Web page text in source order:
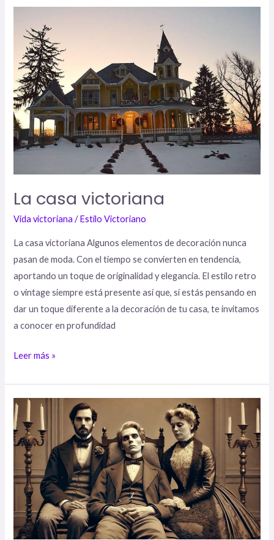
La casa victoriana
Vida victoriana /Estilo Victoriano
La casa victoriana Algunos elementos de decoración nunca
pasan de moda. Con el tiempo se convierten en tendencia,
aportando un toque de originalidad y elegancia. El estilo retro
o vintage siempre está presente así que, sí estás pensando en
dar un toque diferente a la decoración de tu casa, te invitamos
a conocer en profundidad
casa
victoriana
Leer más »
Datos
escalofriantes
de
época
victoriana